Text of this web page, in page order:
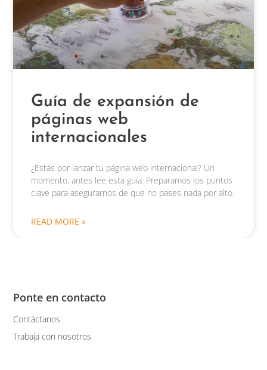
Guía de expansión de
páginas web
internacionales
¿Estás por lanzar tu página web internacional? Un
momento, antes lee esta guía. Preparamos los puntos
clave para asegurarnos de que no pases nada por alto.
READ MORE »
Ponte en contacto
Contáctanos
Trabaja con nosotros